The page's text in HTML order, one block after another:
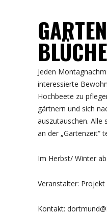
Jeden
interessierte
Hochbeete zu
gärtnern und sich
auszutauschen. Alle
an der „Gartenzeit“
Im Herbst/ Winter
Veranstalter:
Kontakt: